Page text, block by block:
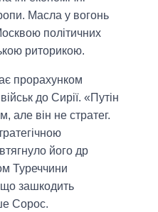
Масла у вогонь
політичних
риторикою.
прорахунком
до Сирії. «Путін
але він не стратег.
його др
Туреччини
зашкодить
Сорос.